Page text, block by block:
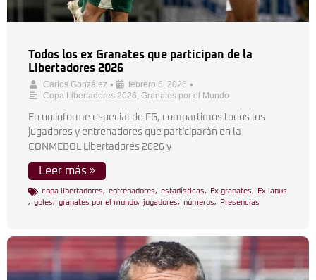
Todos los ex Granates que participan de la
Libertadores 2026
Carlos González • febrero 6, 2026 •
Copa Libertadores 2026, Granates por el Mundo
En un informe especial de FG, compartimos todos los
jugadores y entrenadores que participarán en la
CONMEBOL Libertadores 2026 y
Leer más »
copa libertadores, entrenadores, estadísticas, Ex granates,
Ex lanus
, goles, granates por el mundo, jugadores, números, Presencias